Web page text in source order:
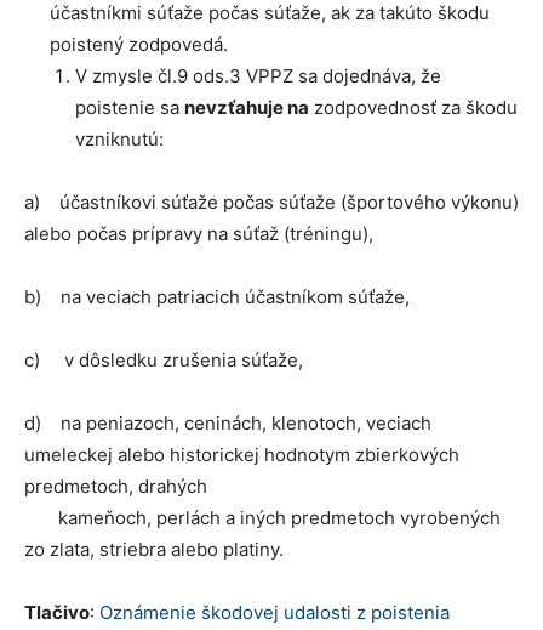
účastníkmi súťaže počas súťaže, ak za takúto škodu
poistený zodpovedá.
V zmysle čl.9 ods.3 VPPZ sa dojednáva, že
poistenie sa nevzťahuje na zodpovednosť za škodu
vzniknutú:
a) účastníkovi súťaže počas súťaže (športového výkonu)
alebo počas prípravy na súťaž (tréningu),
b) na veciach patriacich účastníkom súťaže,
c) v dôsledku zrušenia súťaže,
d) na peniazoch, ceninách, klenotoch, veciach
umeleckej alebo historickej hodnotym zbierkových
predmetoch, drahých
kameňoch, perlách a iných predmetoch vyrobených
zo zlata, striebra alebo platiny.
Tlačivo: Oznámenie škodovej udalosti z poistenia